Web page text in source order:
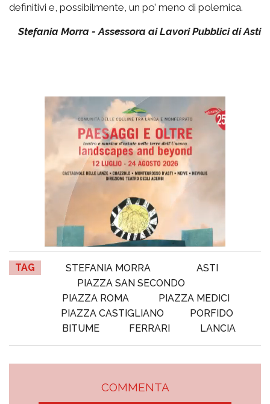
definitivi e, possibilmente, un po’ meno di polemica.
Stefania Morra - Assessora ai Lavori Pubblici di Asti
TAG STEFANIA MORRA
ASTI
PIAZZA SAN SECONDO
PIAZZA ROMA
PIAZZA MEDICI
PIAZZA CASTIGLIANO
PORFIDO
BITUME
FERRARI LANCIA
COMMENTA